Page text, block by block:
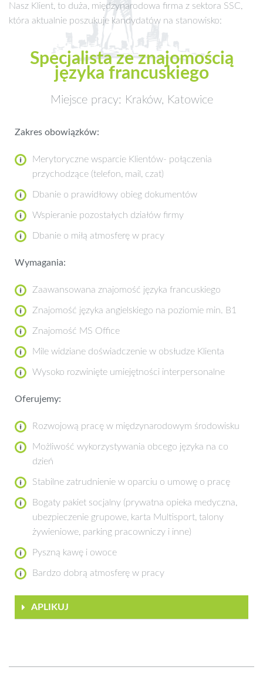
Nasz Klient, to duża, międzynarodowa firma z sektora SSC,
która aktualnie poszukuje kandydatów na stanowisko:
Specjalista ze znajomością
języka francuskiego
Miejsce pracy: Kraków, Katowice
Zakres obowiązków:
Merytoryczne wsparcie Klientów- połączenia
przychodzące (telefon, mail, czat)
Dbanie o prawidłowy obieg dokumentów
Wspieranie pozostałych działów firmy
Dbanie o miłą atmosferę w pracy
Wymagania:
Zaawansowana znajomość języka francuskiego
Znajomość języka angielskiego na poziomie min. B1
Znajomość MS Office
Mile widziane doświadczenie w obsłudze Klienta
Wysoko rozwinięte umiejętności interpersonalne
Oferujemy:
Rozwojową pracę w międzynarodowym środowisku
Możliwość wykorzystywania obcego języka na co
dzień
Stabilne zatrudnienie w oparciu o umowę o pracę
Bogaty pakiet socjalny (prywatna opieka medyczna,
ubezpieczenie grupowe, karta Multisport, talony
żywieniowe, parking pracowniczy i inne)
Pyszną kawę i owoce
Bardzo dobrą atmosferę w pracy
APLIKUJ